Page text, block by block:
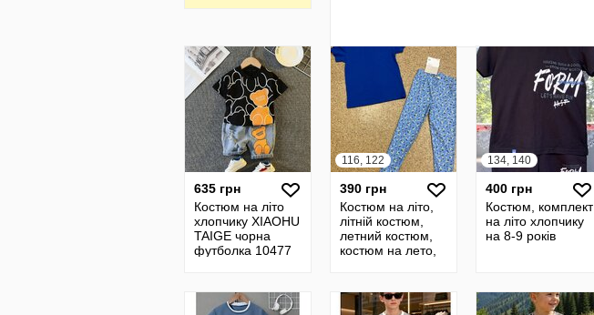
635 грн
Костюм на літо
хлопчику XIAOHU
TAIGE чорна
футболка 10477
116, 122
390 грн
Костюм на літо,
літній костюм,
летний костюм,
костюм на лето,
134, 140
400 грн
Костюм, комплект
на літо хлопчику
на 8-9 років